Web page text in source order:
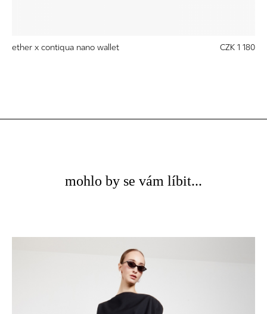
ether x contiqua nano wallet CZK 1 180
mohlo by se vám líbit...